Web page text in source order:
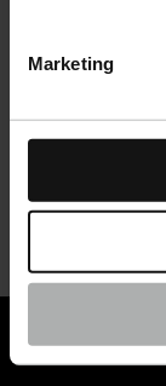
Marketing